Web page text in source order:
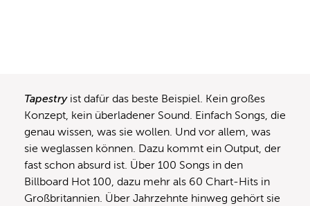
Tapestryist dafür das beste Beispiel. Kein großes
Konzept, kein überladener Sound. Einfach Songs, die
genau wissen, was sie wollen. Und vor allem, was
sie weglassen können. Dazu kommt ein Output, der
fast schon absurd ist. Über 100 Songs in den
Billboard Hot 100, dazu mehr als 60 Chart-Hits in
Großbritannien. Über Jahrzehnte hinweg gehört sie